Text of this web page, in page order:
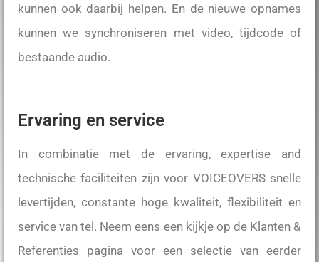
kunnen ook daarbij helpen. En de nieuwe opnames
kunnen we synchroniseren met video, tijdcode of
bestaande audio.
Ervaring en service
In combinatie met de ervaring, expertise and
technische faciliteiten zijn voor VOICEOVERS snelle
levertijden, constante hoge kwaliteit, flexibiliteit en
service van tel. Neem eens een kijkje op de Klanten &
Referenties pagina voor een selectie van eerder